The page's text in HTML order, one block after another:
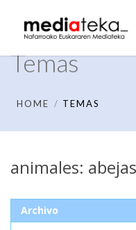
Temas
HOME TEMAS
animales:
Archivo